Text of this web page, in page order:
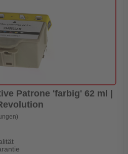
Patrone 'farbig' 62 ml |